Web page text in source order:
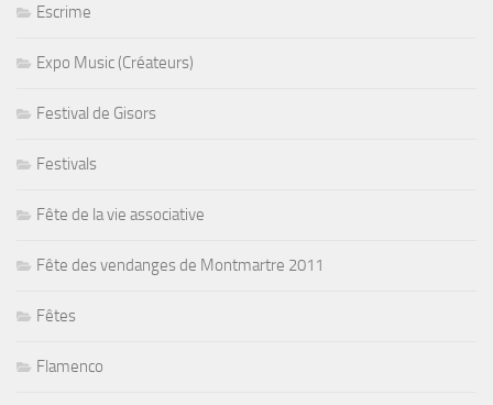
Escrime
Expo Music (Créateurs)
Festival de Gisors
Festivals
Fête de la vie associative
Fête des vendanges de Montmartre 2011
Fêtes
Flamenco